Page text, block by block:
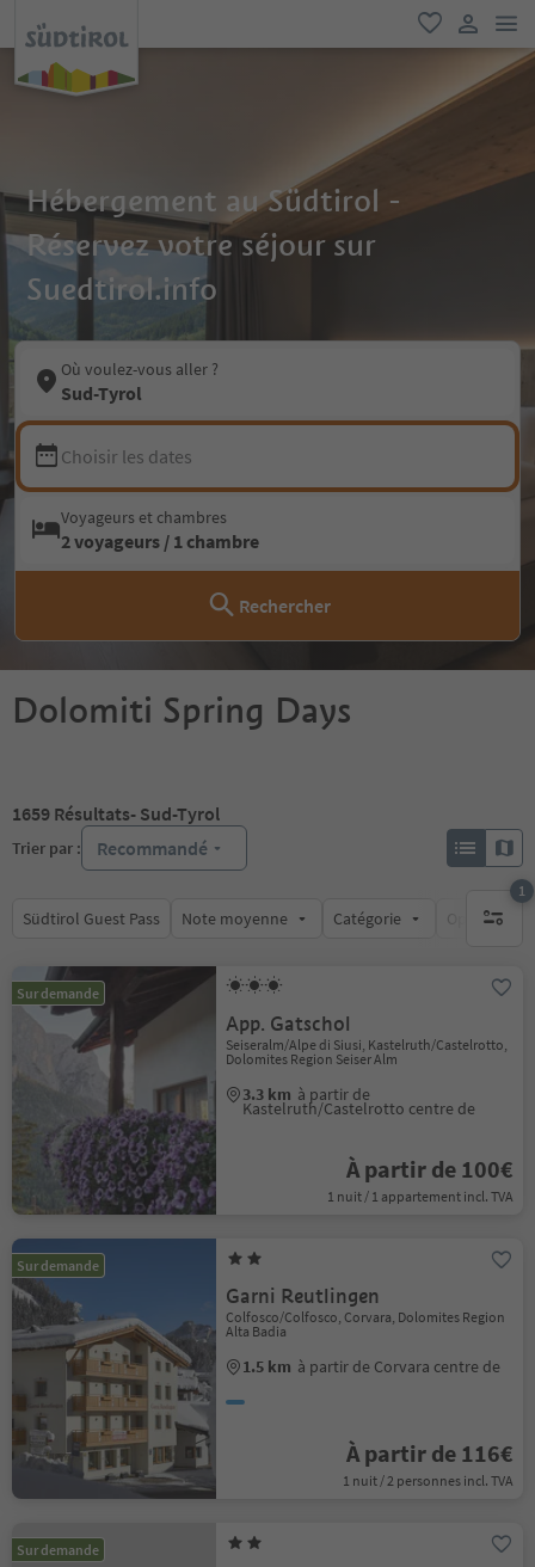
favori
lien
Hébergement au Südtirol -
Réservez votre séjour sur
Suedtirol.info
Où voulez-vous aller ?
Sud-Tyrol
Choisir les dates
Voyageurs et chambres
2 voyageurs / 1 chambre
Rechercher
Dolomiti Spring Days
1659 Résultats- Sud-Tyrol
Trier par : Recommandé
Südtirol Guest Pass Note moyenne Catégorie Options de
1
1 filtre
Sur demande
App. Gatschol
Seiseralm/Alpe di Siusi, Kastelruth/Castelrotto,
Dolomites Region Seiser Alm
3.3 km à partir de
Kastelruth/Castelrotto centre de
À partir de 100€
1 nuit / 1 appartement incl. TVA
Sur demande
Garni Reutlingen
Colfosco/Colfosco, Corvara, Dolomites Region
Alta Badia
1.5 km à partir de Corvara centre de
À partir de 116€
1 nuit / 2 personnes incl. TVA
Sur demande